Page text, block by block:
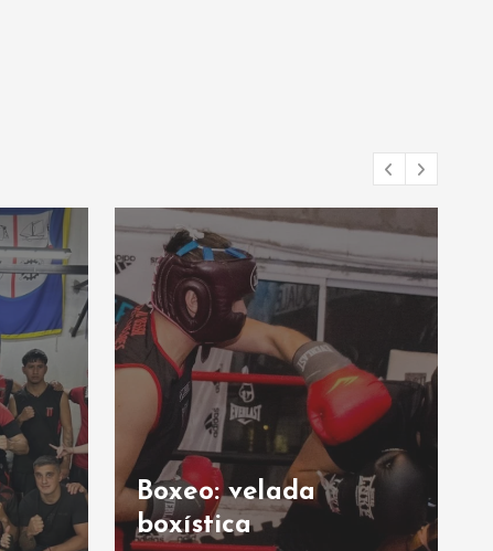
Boxeo: velada
boxística